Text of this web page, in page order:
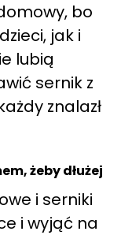
bo
jak i
lubią
sernik z
znalazł
żeby dłużej
i serniki
i wyjąć na